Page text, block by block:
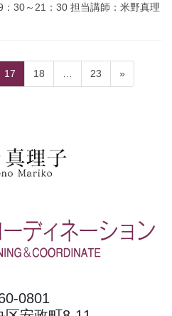
30～21：30 担当講師：米野真理
固
定
17
固
定
18
固
定
23 »
0801